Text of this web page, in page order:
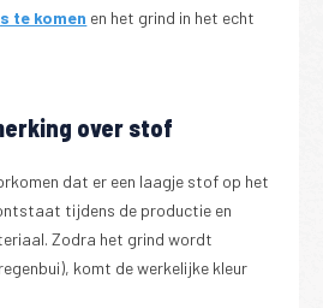
te komen en het grind in het echt
over stof
dat er een laagje stof op het
tijdens de productie en
Zodra het grind wordt
komt de werkelijke kleur